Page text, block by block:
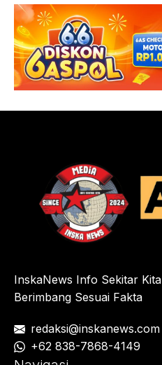
InskaNews Info Sekitar Kita
Berimbang Sesuai Fakta
redaksi@inskanews.com
+62 838-7868-4149